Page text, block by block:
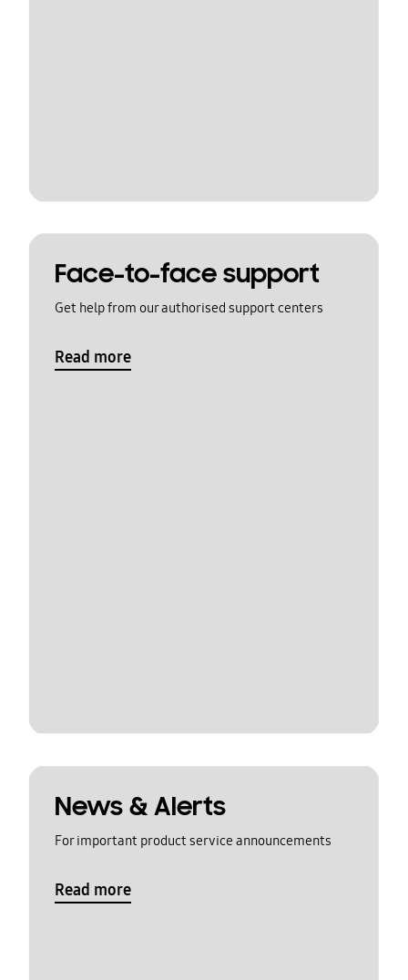
Face-to-face support
Get help from our authorised support centers
Read more
News & Alerts
For important product service announcements
Read more